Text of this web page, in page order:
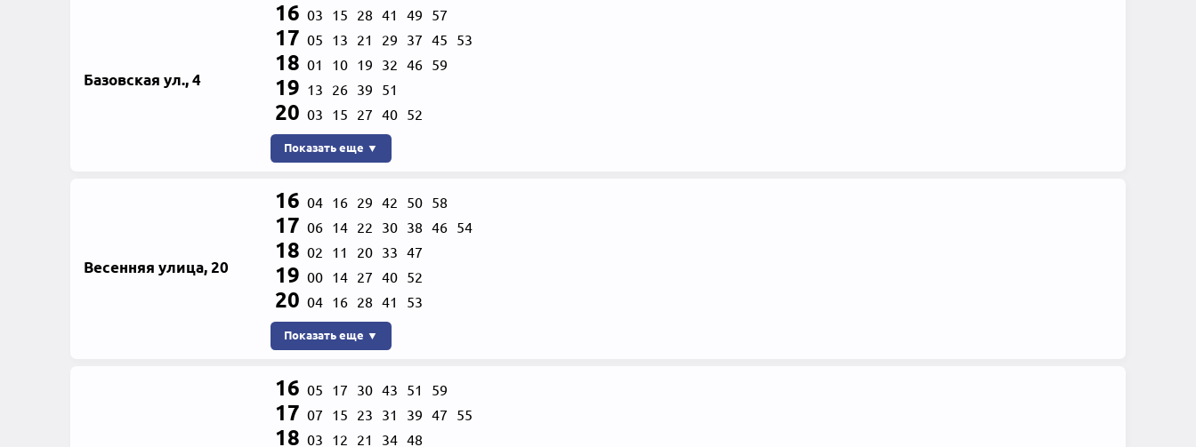
Базовская ул., 4
16 03 15 28 41 49 57
17 05 13 21 29 37 45 53
18 01 10 19 32 46 59
19 13 26 39 51
20 03 15 27 40 52
Показать еще ▼
Весенняя улица, 20
16 04 16 29 42 50 58
17 06 14 22 30 38 46 54
18 02 11 20 33 47
19 00 14 27 40 52
20 04 16 28 41 53
Показать еще ▼
16 05 17 30 43 51 59
17 07 15 23 31 39 47 55
18 03 12 21 34 48